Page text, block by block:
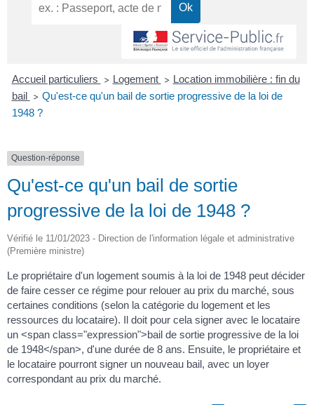
Accueil particuliers > Logement > Location immobilière : fin du
bail > Qu'est-ce qu'un bail de sortie progressive de la loi de
1948 ?
Question-réponse
Qu'est-ce qu'un bail de sortie
progressive de la loi de 1948 ?
Vérifié le 11/01/2023 - Direction de l'information légale et administrative
(Première ministre)
Le propriétaire d'un logement soumis à la loi de 1948 peut décider
de faire cesser ce régime pour relouer au prix du marché, sous
certaines conditions (selon la catégorie du logement et les
ressources du locataire). Il doit pour cela signer avec le locataire
un <span class="expression">bail de sortie progressive de la loi
de 1948</span>, d'une durée de 8 ans. Ensuite, le propriétaire et
le locataire pourront signer un nouveau bail, avec un loyer
correspondant au prix du marché.